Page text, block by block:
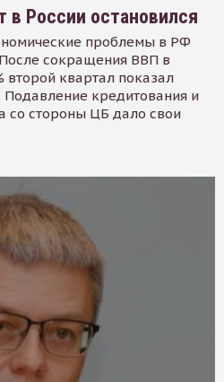
в России остановился
проблемы в РФ
сокращения ВВП в
второй квартал показал
Подавление кредитования и
со стороны ЦБ дало свои